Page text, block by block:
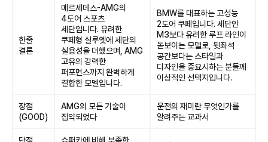
한줄
결론
메르세데스-AMG의
4도어 스포츠
세단입니다. 유려한
쿠페형 실루엣에 세단의
실용성을 더했으며, AMG
고유의 강력한
퍼포먼스까지 완벽하게
결합한 모델입니다.
BMW를 대표하는 고성능
2도어 쿠페입니다. 세단인
M3보다 유려한 루프 라인이
돋보이는 모델로, 뒷좌석
공간보다는 스타일과
디자인을 중요시하는 분들께
이상적인 선택지입니다.
장점
(GOOD)
AMG의 모든 기술이
집약되었다
운전의 재미란 무엇인가를
알려주는 교과서